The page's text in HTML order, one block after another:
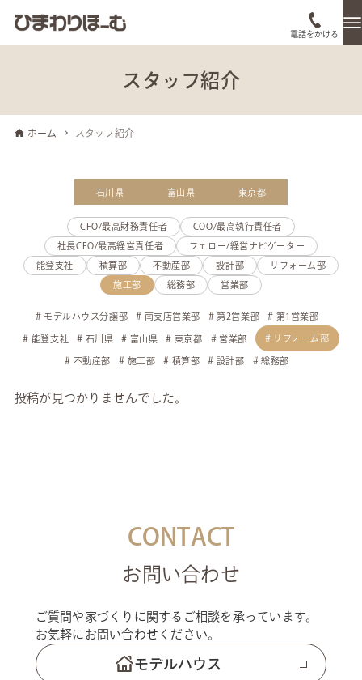
電話をかける
スタッフ紹介
ホーム スタッフ紹介
石川県 富山県 東京都
CFO/最高財務責任者 COO/最高執行責任者
社長CEO/最高経営責任者 フェロー/経営ナビゲーター
能登支社 積算部 不動産部 設計部 リフォーム部
施工部 総務部 営業部
モデルハウス分譲部 南支店営業部 第2営業部 第1営業部
能登支社 石川県 富山県 東京都 営業部 リフォーム部
不動産部 施工部 積算部 設計部 総務部
投稿が見つかりませんでした。
CONTACT
お問い合わせ
ご質問や家づくりに関するご相談を承っています。
お気軽にお問い合わせください。
モデルハウス